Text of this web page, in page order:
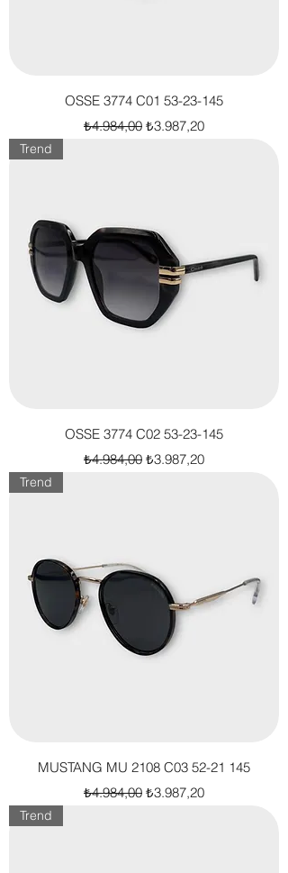
OSSE 3774 C01 53-23-145
Normal Fiyat
₺4.984,00 İndirimli Fiyat
₺3.987,20
Trend
OSSE 3774 C02 53-23-145
Normal Fiyat
₺4.984,00 İndirimli Fiyat
₺3.987,20
Trend
MUSTANG MU 2108 C03 52-21 145
Normal Fiyat
₺4.984,00 İndirimli Fiyat
₺3.987,20
Trend